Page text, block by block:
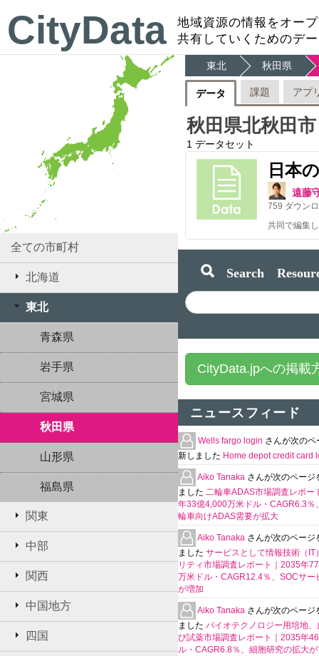
CityData
地域資源の情報をオー
共有していくためのデ
全ての市町村
北海道
東北
青森県
岩手県
宮城県
秋田県
山形県
福島県
関東
中部
関西
中国地方
四国
東北 秋田県
データ 課題 アプ
秋田県北秋田市
1 データセット
日本
遠藤
759 ダウン
共同で編集
Search
CityData.jpへの掲載
ニュースフィード
Wells fargo login さんが次のペ
新しました Home depot credit card
Aiko Tanaka さんが次のページ
ました 二輪車ADAS市場調査レポー
年33億4,000万米ドル・CAGR6.3％
輪車向けADAS需要が拡大
Aiko Tanaka さんが次のページ
ました サービスとして情報技術（IT
リティ市場調査レポート｜2035年
万米ドル・CAGR12.4％、SOCサー
が増加
Aiko Tanaka さんが次のページ
ました バイオテクノロジー用培地、
び試薬市場調査レポート｜2035年
ル・CAGR6.8％、細胞研究の拡大